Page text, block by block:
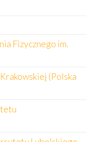
Fizycznego im.
(Polska